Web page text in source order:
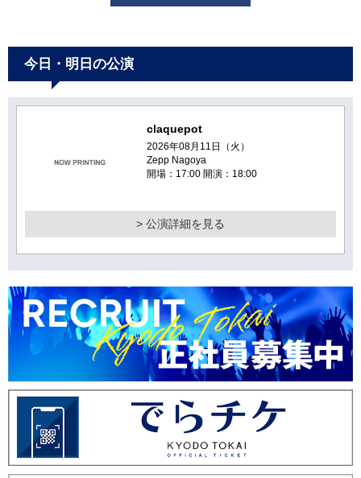
今日・明日の公演
claquepot
2026年08月11日（火）
Zepp Nagoya
開場：17:00 開演：18:00
> 公演詳細を見る